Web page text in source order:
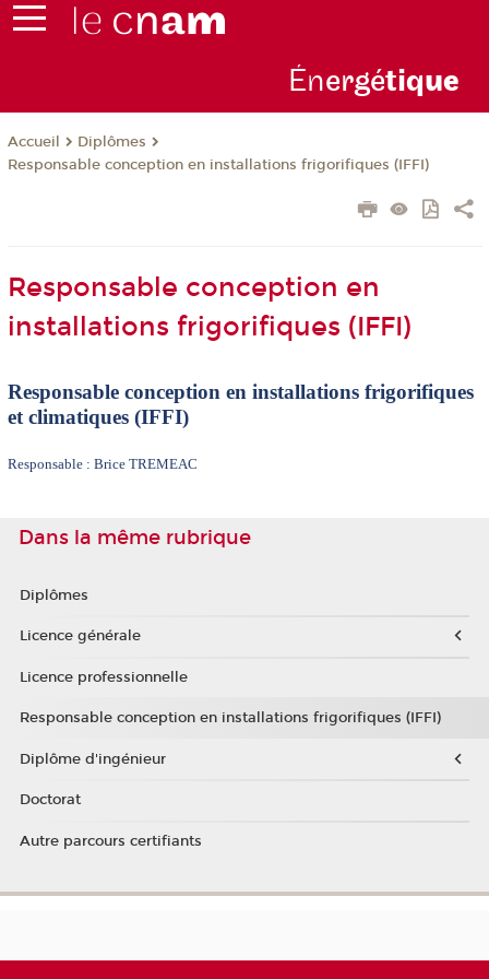
Énergétique
Accueil
Diplômes
Responsable conception en installations frigorifiques (IFFI)
Responsable conception en
installations frigorifiques (IFFI)
Responsable conception en installations frigorifiques
et climatiques (IFFI)
Responsable : Brice TREMEAC
Dans la même rubrique
Diplômes
Licence générale
Licence professionnelle
Responsable conception en installations frigorifiques (IFFI)
Diplôme d'ingénieur
Doctorat
Autre parcours certifiants